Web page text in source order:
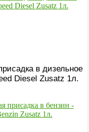
в дизельное
Diesel Zusatz 1л.